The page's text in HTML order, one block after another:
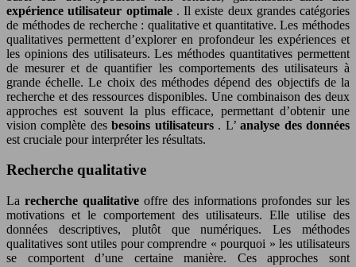
expérience utilisateur optimale . Il existe deux grandes catégories
de méthodes de recherche : qualitative et quantitative. Les méthodes
qualitatives permettent d’explorer en profondeur les expériences et
les opinions des utilisateurs. Les méthodes quantitatives permettent
de mesurer et de quantifier les comportements des utilisateurs à
grande échelle. Le choix des méthodes dépend des objectifs de la
recherche et des ressources disponibles. Une combinaison des deux
approches est souvent la plus efficace, permettant d’obtenir une
vision complète desbesoins utilisateurs . L’analyse des données
est cruciale pour interpréter les résultats.
Recherche qualitative
La recherche qualitative offre des informations profondes sur les
motivations et le comportement des utilisateurs. Elle utilise des
données descriptives, plutôt que numériques. Les méthodes
qualitatives sont utiles pour comprendre « pourquoi » les utilisateurs
se comportent d’une certaine manière. Ces approches sont